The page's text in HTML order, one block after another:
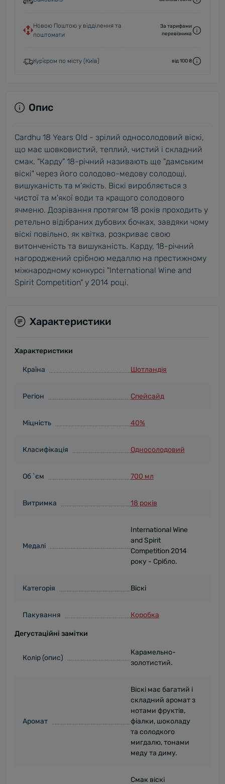
Новою Поштою у відділення та
поштомати
За тарифами
перевізника
Курʼєром по місту (Київ) від 100 ₴
Опис
Cardhu 18 Years Old - зрілий односолодовий віскі,
що має шовковистий, теплий, чистий і складний
смак. "Карду" 18-річний називають ще "дамським
віскі" через його солодово-медову солодощі,
вишуканість та м'якість. Віскі виробляється з
чистої та м'якої води та кращого солодового
ячменю. Дозрівання протягом 18 років проходить у
ретельно відібраних дубових бочках, завдяки чому
віскі повільно, як квітка, розкриває свою
витонченість та вишуканість. Карду, 18-річний
нагороджений срібною медаллю на престижному
міжнародному конкурсі "International Wine and
Spirit Competition" у 2014 році.
Характеристики
Характеристики
Країна Шотландія
Регіон Спейсайд
Міцність 40%
Класифікація Односолодовий
Об `єм 700 мл
Витримка 18 років
Медалі
International Wine
and Spirit
Competition 2014
року - Срібло.
Категорія Віскі
Пакування Коробка
Дегустаційні замітки
Колір (опис)
Карамельно-
золотистий.
Аромат
Віскі має багатий і
складний аромат з
нотами фруктів,
фіалки, шоколаду
та солодкого
мигдалю, тонами
меду та диму.
Смак віскі